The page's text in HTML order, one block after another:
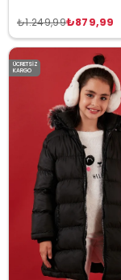
₺879,99
₺1.249,99
ÜCRETSIZ
KARGO